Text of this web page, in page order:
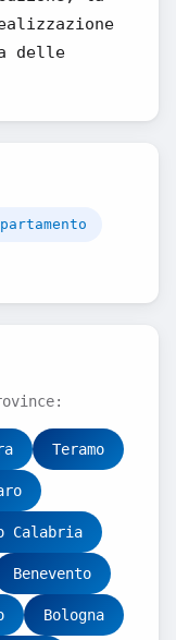
delle
Teramo
Calabria
Benevento
Bologna